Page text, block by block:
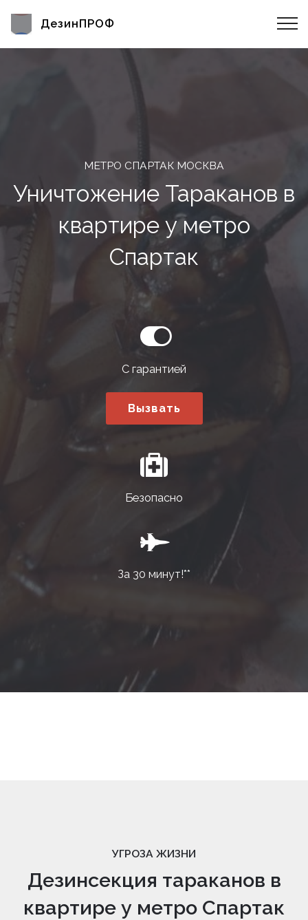
ДезинПРОФ
МЕТРО СПАРТАК МОСКВА
Уничтожение Тараканов в
квартире у метро
Спартак
С гарантией
Вызвать
Безопасно
За 30 минут!**
УГРОЗА ЖИЗНИ
Дезинсекция тараканов в
квартире у метро Спартак